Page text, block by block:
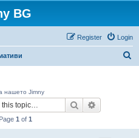
BG
Login
Register
h
нашето Jimny
Search
1 of 1